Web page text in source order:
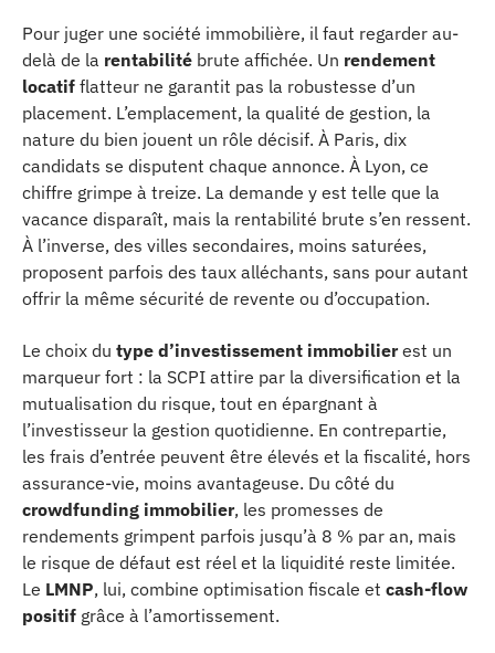
Pour juger une société immobilière, il faut regarder au-
delà de la rentabilité brute affichée. Un rendement
locatif flatteur ne garantit pas la robustesse d’un
placement. L’emplacement, la qualité de gestion, la
nature du bien jouent un rôle décisif. À Paris, dix
candidats se disputent chaque annonce. À Lyon, ce
chiffre grimpe à treize. La demande y est telle que la
vacance disparaît, mais la rentabilité brute s’en ressent.
À l’inverse, des villes secondaires, moins saturées,
proposent parfois des taux alléchants, sans pour autant
offrir la même sécurité de revente ou d’occupation.
Le choix du type d’investissement immobilierest un
marqueur fort : la SCPI attire par la diversification et la
mutualisation du risque, tout en épargnant à
l’investisseur la gestion quotidienne. En contrepartie,
les frais d’entrée peuvent être élevés et la fiscalité, hors
assurance-vie, moins avantageuse. Du côté du
crowdfunding immobilier, les promesses de
rendements grimpent parfois jusqu’à 8 % par an, mais
le risque de défaut est réel et la liquidité reste limitée.
Le LMNP, lui, combine optimisation fiscale et cash-flow
positif grâce à l’amortissement.